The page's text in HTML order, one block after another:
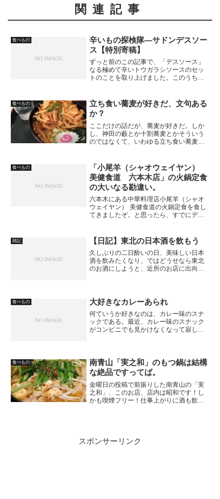
関連記事
食べもの
辛いもの探検隊―サドンデスソー
ス【特別寄稿】
ずっと前のこの記事で、「デスソース」
なる極めて辛いトウガラシソースのセッ
トのことを取り上げました。このうち私
だけで、「アフターデスソース」と「サ
ドンデスソース」につい...
食べもの
立ち食い蕎麦が好きだ、文句ある
か？
ここだけの話だが、蕎麦が好きだ。しか
し、神田の藪とか十割蕎麦とかそういう
のではなくて、いわゆる立ち食い蕎麦と
ゴリ的には同じものとみてよい。なの
で、外出して立ち寄った場所...
食べもの
「小尾羊（シャオウェイヤン）
美健食道 六本木店」の火鍋定食
の大いなる勘違い。
六本木にある中華料理店小尾羊（シャオ
ウェイヤン） 美健食道の火鍋定食を食し
てきましたぞ。と思ったら、すでにデザ
ら、さっそく先を越された。なかなかや
るな。ということでブ...
雑記 【日記】東北の日本酒を飲もう
久しぶりの二日酔いの日、美味しい日本
酒を飲みたくなり、ではどうせなら東北
のお酒にしようと、近所のお店に出向い
食べもの 大好きなカレーあられ
何ていうか好きなのは、カレー味のスナ
ックである。最近、カレー味のスナック
がコンビニでも見かけなくなって寂しい
か？ 点目のアラジン？が...
食べもの
南青山「実之和」のもつ鍋は結構
な絶品ですってば。
金曜日の投稿で前振りした南青山の「実
之和」、このお店、店内は昭和です！し
かも喫煙フリー！仕事上がりに酒も飲み
スポンサーリンク